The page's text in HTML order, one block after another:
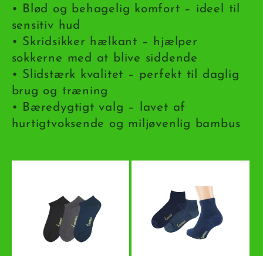
• Blød og behagelig komfort – ideel til
sensitiv hud
• Skridsikker hælkant – hjælper
sokkerne med at blive siddende
• Slidstærk kvalitet – perfekt til daglig
brug og træning
• Bæredygtigt valg – lavet af
hurtigtvoksende og miljøvenlig bambus